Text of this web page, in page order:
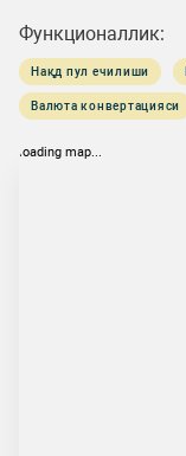
Функционаллик:
Нақд пул ечилиши
Валюта конвертацияси
loading map...